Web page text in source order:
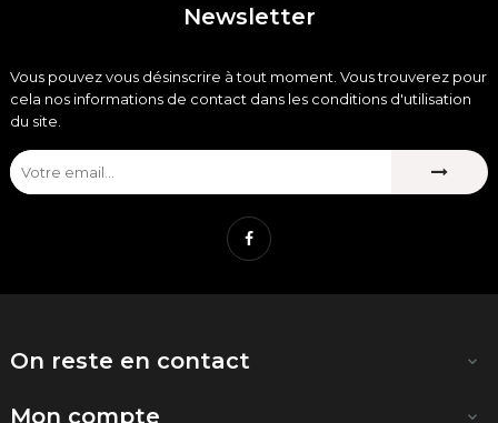
Newsletter
Vous pouvez vous désinscrire à tout moment. Vous trouverez pour
cela nos informations de contact dans les conditions d'utilisation
du site.
Facebook
On reste en contact 
Mon compte 